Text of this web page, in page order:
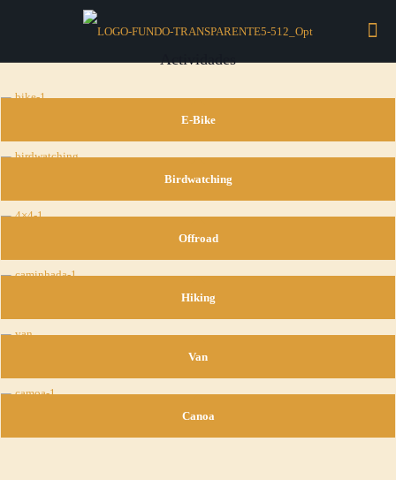
Actividades
E-Bike
Birdwatching
Offroad
Hiking
Van
Canoa